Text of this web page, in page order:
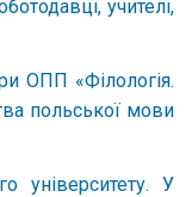
учителі,
ОПП «Філологія.
польської мови
університету. У